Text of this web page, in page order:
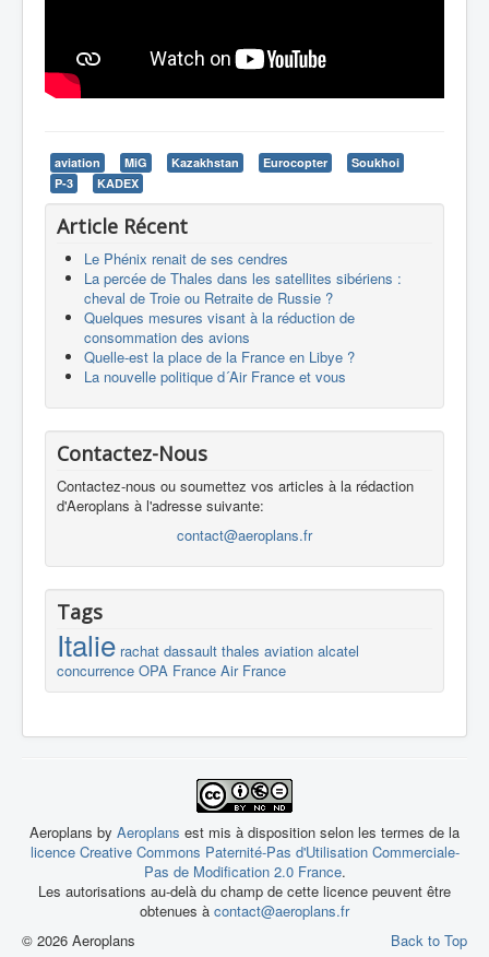
aviation MiG Kazakhstan Eurocopter
Soukhoi
P-3
KADEX
Article Récent
Le Phénix renait de ses cendres
La percée de Thales dans les satellites sibériens :
cheval de Troie ou Retraite de Russie ?
Quelques mesures visant à la réduction de
consommation des avions
Quelle-est la place de la France en Libye ?
La nouvelle politique d´Air France et vous
Contactez-Nous
Contactez-nous ou soumettez vos articles à la rédaction
d'Aeroplans à l'adresse suivante:
contact@aeroplans.fr
Tags
Italie rachat dassault thales aviation alcatel
concurrence OPA France Air France
Aeroplans by Aeroplans est mis à disposition selon les termes de la
licence Creative Commons Paternité-Pas d'Utilisation Commerciale-
Pas de Modification 2.0 France.
Les autorisations au-delà du champ de cette licence peuvent être
obtenues à contact@aeroplans.fr
Back to Top
© 2026 Aeroplans